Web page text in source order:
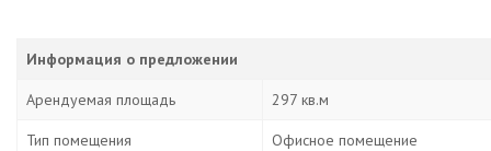
Информация о предложении
Арендуемая площадь 297 кв.м
Тип помещения Офисное помещение